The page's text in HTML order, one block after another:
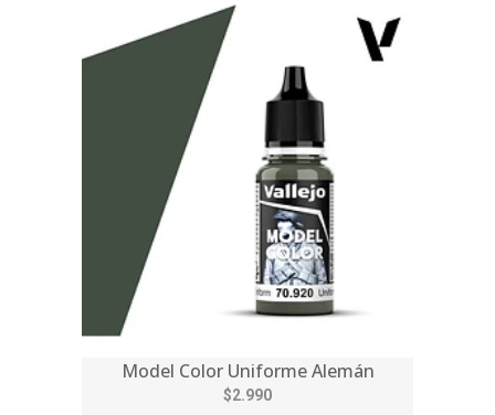
Model Color Uniforme Alemán
$2.990